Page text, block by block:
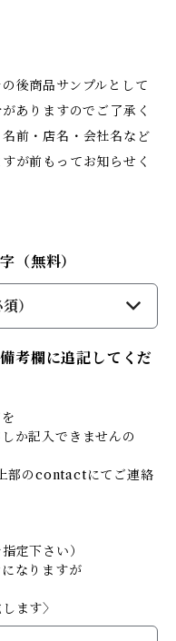
後商品サンプルとして
ありますのでご了承く
前・店名・会社名など
が前もってお知らせく
（無料）
）
考欄に追記してくだ
か記入できませんの
部のcontactにてご連絡
定下さい）
なりますが
ます〉